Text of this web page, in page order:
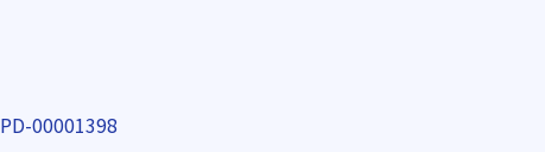
PD-00001398